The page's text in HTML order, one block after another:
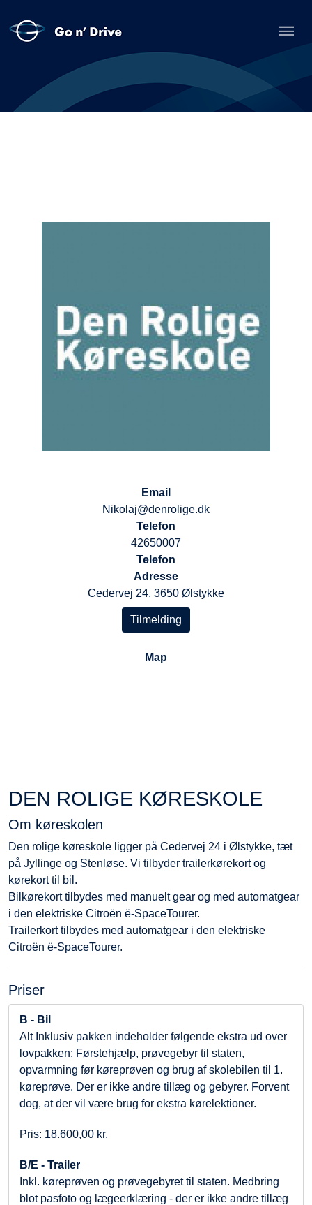
Email
Nikolaj@denrolige.dk
Telefon
42650007
Telefon
Adresse
Cedervej 24, 3650 Ølstykke
Tilmelding
Map
DEN ROLIGE KØRESKOLE
Om køreskolen
Den rolige køreskole ligger på Cedervej 24 i Ølstykke, tæt
på Jyllinge og Stenløse. Vi tilbyder trailerkørekort og
kørekort til bil.
Bilkørekort tilbydes med manuelt gear og med automatgear
i den elektriske Citroën ë-SpaceTourer.
Trailerkort tilbydes med automatgear i den elektriske
Citroën ë-SpaceTourer.
Priser
B - Bil
Alt Inklusiv pakken indeholder følgende ekstra ud over
lovpakken: Førstehjælp, prøvegebyr til staten,
opvarmning før køreprøven og brug af skolebilen til 1.
køreprøve. Der er ikke andre tillæg og gebyrer. Forvent
dog, at der vil være brug for ekstra kørelektioner.
Pris: 18.600,00 kr.
B/E - Trailer
Inkl. køreprøven og prøvegebyret til staten. Medbring
blot pasfoto og lægeerklæring - der er ikke andre tillæg